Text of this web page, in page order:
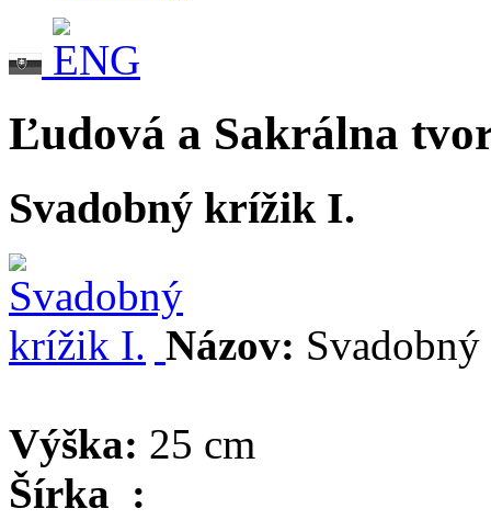
Ľudová a Sakrálna
Svadobný krížik I.
Názov:
Výška: 25 cm
Šírka :